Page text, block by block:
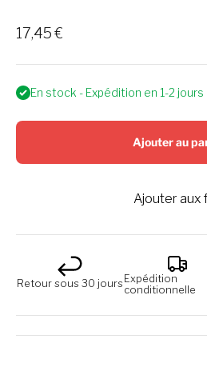
Prix soldé
17,45 €
En stock - Expédition en 1-2
Ajouter au
Ajouter aux
Retour sous 30 jours Expédition
conditionnelle